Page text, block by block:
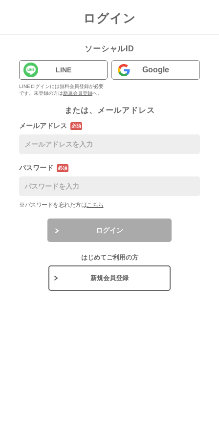
ログイン
ソーシャルID
LINE
LINEログインには無料会員登録が必要
です。未登録の方は新規会員登録へ。
Google
または、メールアドレス
メールアドレス 必須
パスワード 必須
※パスワードを忘れた方はこちら
ログイン
はじめてご利用の方
新規会員登録